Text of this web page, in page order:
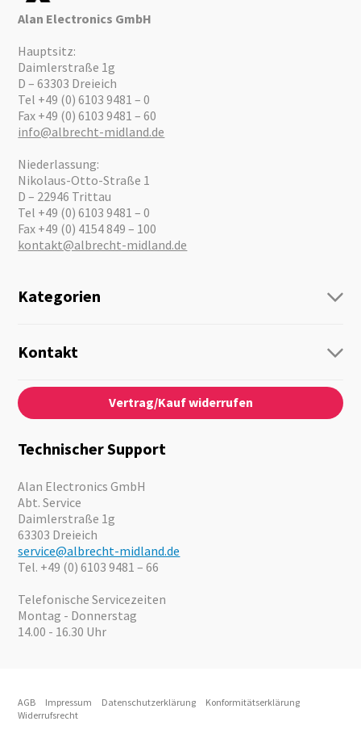
Alan Electronics GmbH
Hauptsitz:
Daimlerstraße 1g
D – 63303 Dreieich
Tel +49 (0) 6103 9481 – 0
Fax +49 (0) 6103 9481 – 60
info@albrecht-midland.de
Niederlassung:
Nikolaus-Otto-Straße 1
D – 22946 Trittau
Tel +49 (0) 6103 9481 – 0
Fax +49 (0) 4154 849 – 100
kontakt@albrecht-midland.de
Kategorien
Personenführung
Audio
Notfallvorsorge
Motorrad
Angebote
Kontakt
Kontaktformular
Über Uns
News
Kataloge
Vertrag/Kauf widerrufen
Technischer Support
Alan Electronics GmbH
Abt. Service
Daimlerstraße 1g
63303 Dreieich
service@albrecht-midland.de
Tel. +49 (0) 6103 9481 – 66
Telefonische Servicezeiten
Montag - Donnerstag
14.00 - 16.30 Uhr
AGB Impressum Datenschutzerklärung
Konformitätserklärung
Widerrufsrecht